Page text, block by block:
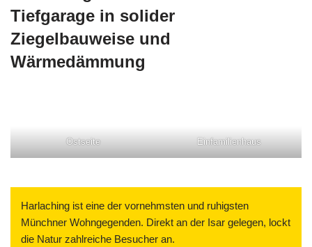
Tiefgarage in solider
Ziegelbauweise und
Wärmedämmung
Ostseite Einfamilienhaus
Harlaching ist eine der vornehmsten und ruhigsten
Münchner Wohngegenden. Direkt an der Isar gelegen, lockt
die Natur zahlreiche Besucher an.